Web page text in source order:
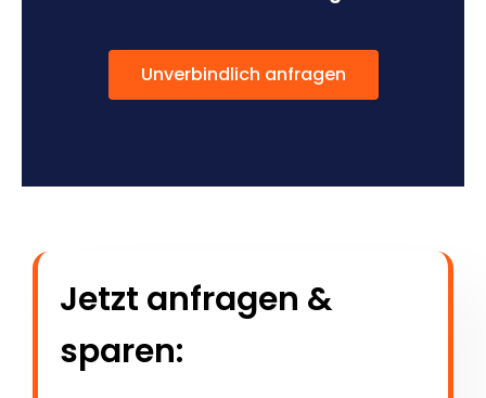
Unverbindlich anfragen
Jetzt anfragen &
sparen: